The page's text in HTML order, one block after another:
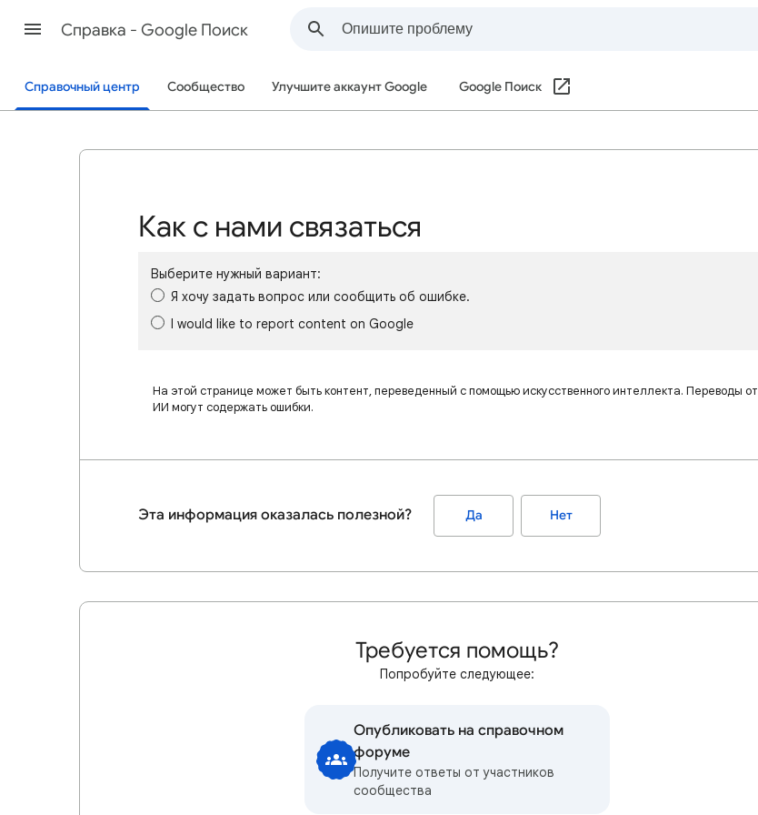
Cправка - Google Поиск
Справочный центр Сообщество Улучшите аккаунт Google Google Поиск
Как с нами связаться
Выберите нужный вариант:
Я хочу задать вопрос или сообщить об ошибке.
I would like to report content on Google
На этой странице может быть контент, переведенный с помощью искусственного интеллекта. Переводы от
ИИ могут содержать ошибки.
Эта информация оказалась полезной? Да Нет
Требуется помощь?
Попробуйте следующее:
Опубликовать на справочном
форуме
Получите ответы от участников
сообщества